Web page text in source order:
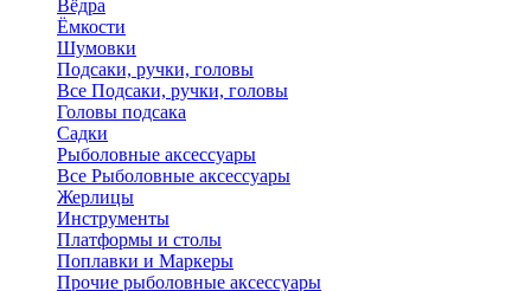
Вёдра
Ёмкости
Шумовки
Подсаки, ручки, головы
Все Подсаки, ручки, головы
Головы подсака
Садки
Рыболовные аксессуары
Все Рыболовные аксессуары
Жерлицы
Инструменты
Платформы и столы
Поплавки и Маркеры
Прочие рыболовные аксессуары